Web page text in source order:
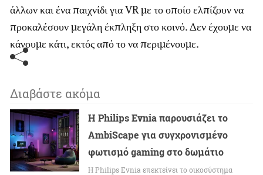
άλλων και ένα παιχνίδι για VR με το οποίο ελπίζουν να
προκαλέσουν μεγάλη έκπληξη στο κοινό. Δεν έχουμε να
κάνουμε κάτι, εκτός από το να περιμένουμε.
Διαβάστε ακόμα
Η Philips Evnia παρουσιάζει το
AmbiScape για συγχρονισμένο
φωτισμό gaming στο δωμάτιο
Η Philips Evnia επεκτείνει το οικοσύστημα